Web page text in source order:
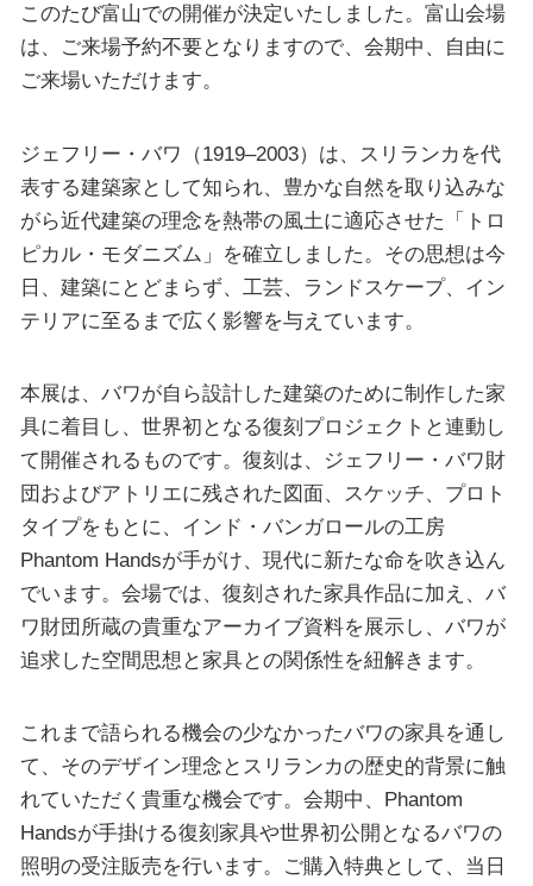
このたび富山での開催が決定いたしました。富山会場
は、ご来場予約不要となりますので、会期中、自由に
ご来場いただけます。
ジェフリー・バワ（1919–2003）は、スリランカを代
表する建築家として知られ、豊かな自然を取り込みな
がら近代建築の理念を熱帯の風土に適応させた「トロ
ピカル・モダニズム」を確立しました。その思想は今
日、建築にとどまらず、工芸、ランドスケープ、イン
テリアに至るまで広く影響を与えています。
本展は、バワが自ら設計した建築のために制作した家
具に着目し、世界初となる復刻プロジェクトと連動し
て開催されるものです。復刻は、ジェフリー・バワ財
団およびアトリエに残された図面、スケッチ、プロト
タイプをもとに、インド・バンガロールの工房
Phantom Handsが手がけ、現代に新たな命を吹き込ん
でいます。会場では、復刻された家具作品に加え、バ
ワ財団所蔵の貴重なアーカイブ資料を展示し、バワが
追求した空間思想と家具との関係性を紐解きます。
これまで語られる機会の少なかったバワの家具を通し
て、そのデザイン理念とスリランカの歴史的背景に触
れていただく貴重な機会です。会期中、Phantom
Handsが手掛ける復刻家具や世界初公開となるバワの
照明の受注販売を行います。ご購入特典として、当日